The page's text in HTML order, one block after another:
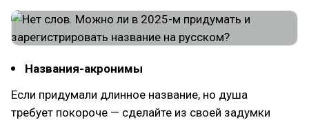
Названия-акронимы
Если придумали длинное название, но душа
требует покороче — сделайте из своей задумки